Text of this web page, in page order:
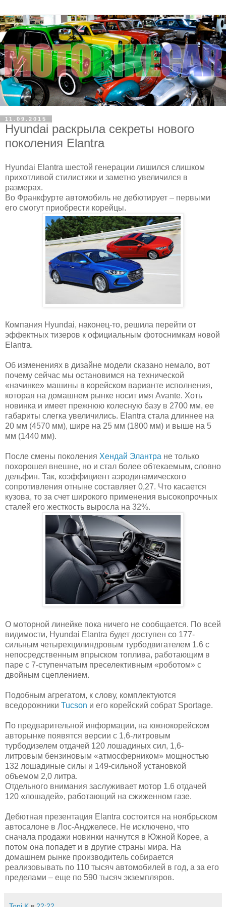
11.09.2015
Hyundai раскрыла секреты нового
поколения Elantra
Hyundai Elantra шестой генерации лишился слишком
прихотливой стилистики и заметно увеличился в
размерах.
Во Франкфурте автомобиль не дебютирует – первыми
его смогут приобрести корейцы.
Компания Hyundai, наконец-то, решила перейти от
эффектных тизеров к официальным фотоснимкам новой
Elantra.
Об изменениях в дизайне модели сказано немало, вот
почему сейчас мы остановимся на технической
«начинке» машины в корейском варианте исполнения,
которая на домашнем рынке носит имя Avante. Хоть
новинка и имеет прежнюю колесную базу в 2700 мм, ее
габариты слегка увеличились. Elantra стала длиннее на
20 мм (4570 мм), шире на 25 мм (1800 мм) и выше на 5
мм (1440 мм).
После смены поколения Хендай Элантра не только
похорошел внешне, но и стал более обтекаемым, словно
дельфин. Так, коэффициент аэродинамического
сопротивления отныне составляет 0,27. Что касается
кузова, то за счет широкого применения высокопрочных
сталей его жесткость выросла на 32%.
О моторной линейке пока ничего не сообщается. По всей
видимости, Hyundai Elantra будет доступен со 177-
сильным четырехцилиндровым турбодвигателем 1.6 с
непосредственным впрыском топлива, работающим в
паре с 7-ступенчатым преселективным «роботом» с
двойным сцеплением.
Подобным агрегатом, к слову, комплектуются
вседорожники Tucson и его корейский собрат Sportage.
По предварительной информации, на южнокорейском
авторынке появятся версии с 1,6-литровым
турбодизелем отдачей 120 лошадиных сил, 1,6-
литровым бензиновым «атмосферником» мощностью
132 лошадиные силы и 149-сильной установкой
объемом 2,0 литра.
Отдельного внимания заслуживает мотор 1.6 отдачей
120 «лошадей», работающий на сжиженном газе.
Дебютная презентация Elantra состоится на ноябрьском
автосалоне в Лос-Анджелесе. Не исключено, что
сначала продажи новинки начнутся в Южной Корее, а
потом она попадет и в другие страны мира. На
домашнем рынке производитель собирается
реализовывать по 110 тысяч автомобилей в год, а за его
пределами – еще по 590 тысяч экземпляров.